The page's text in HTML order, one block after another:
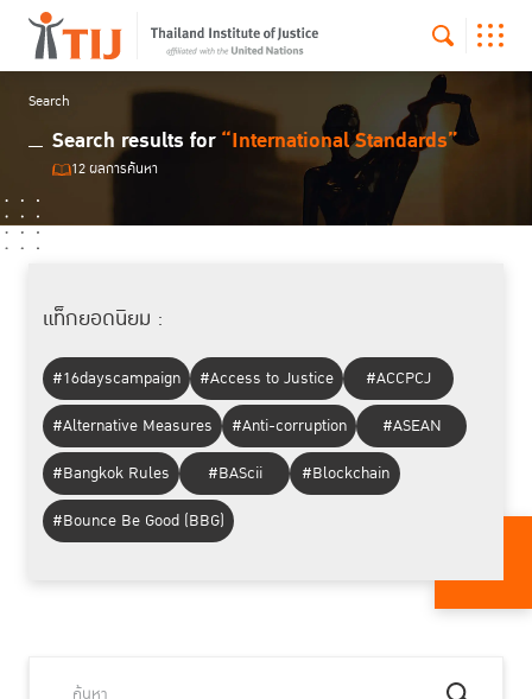
Search
Search results for“International Standards”
12 ผลการค้นหา
แท็กยอดนิยม :
#16dayscampaign #Access to Justice
#ACCPCJ
#Alternative Measures
#Anti-corruption
#ASEAN
#Bangkok Rules
#BAScii
#Blockchain
#Bounce Be Good (BBG)